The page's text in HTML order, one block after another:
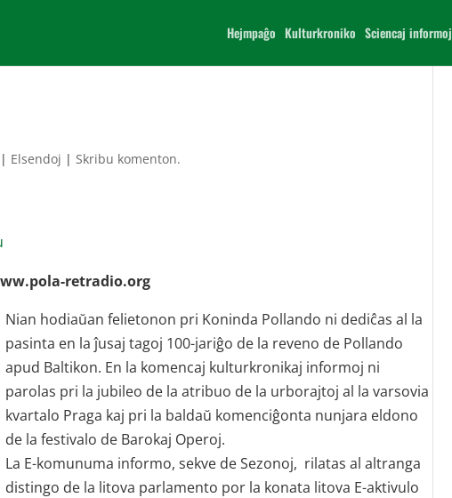
Hejmpaĝo Kulturkroniko Sciencaj informoj
| Elsendoj |Skribu komenton.
retradio.org
Nian hodiaŭan felietonon pri Koninda Pollando ni dediĉas al la
pasinta en la ĵusaj tagoj 100-jariĝo de la reveno de Pollando
apud Baltikon. En la komencaj kulturkronikaj informoj ni
parolas pri la jubileo de la atribuo de la urborajtoj al la varsovia
kvartalo Praga kaj pri la baldaŭ komenciĝonta nunjara eldono
de la festivalo de Barokaj Operoj.
La E-komunuma informo, sekve de Sezonoj, rilatas al altranga
distingo de la litova parlamento por la konata litova E-aktivulo